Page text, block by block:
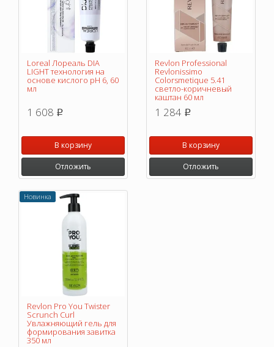
Loreal Лореаль DIA
LIGHT технология на
основе кислого pH 6, 60
мл
1 608 p
В корзину
Отложить
Revlon Professional
Revlonissimo
Colorsmetique 5.41
светло-коричневый
каштан 60 мл
1 284 p
В корзину
Отложить
Новинка
Revlon Pro You Twister
Scrunch Curl
Увлажняющий гель для
формирования завитка
350 мл